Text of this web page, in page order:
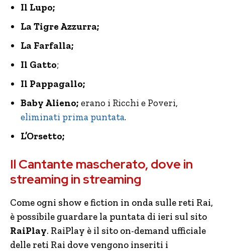
Il Lupo;
La Tigre Azzurra;
La Farfalla;
Il Gatto;
Il Pappagallo;
Baby Alieno; erano i Ricchi e Poveri,
eliminati prima puntata.
L’Orsetto;
Il Cantante mascherato, dove in
streaming in streaming
Come ogni show e fiction in onda sulle reti Rai,
è possibile guardare la puntata di ieri sul sito
RaiPlay. RaiPlay è il sito on-demand ufficiale
delle reti Rai dove vengono inseriti i